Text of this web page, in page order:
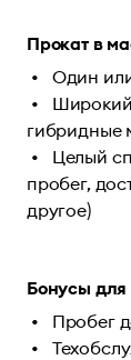
Прокат в
Один
гибридные
Целый
пробег,
другое)
Бонусы для
Пробег